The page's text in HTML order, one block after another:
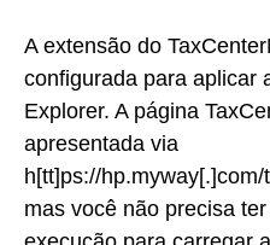
A extensão do
configurada para aplicar
Explorer. A página
apresentada via
h[tt]ps://
mas você não precisa